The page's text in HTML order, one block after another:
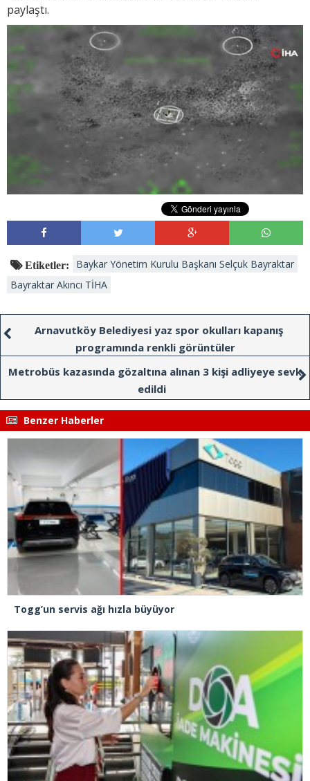
paylaştı.
Etiketler:
Baykar Yönetim Kurulu Başkanı Selçuk Bayraktar
Bayraktar Akıncı TİHA
Arnavutköy Belediyesi yaz spor okulları kapanış
programında renkli görüntüler
Metrobüs kazasında gözaltına alınan 3 kişi adliyeye sevk
edildi
Benzer Haberler
Togg’un servis ağı hızla büyüyor